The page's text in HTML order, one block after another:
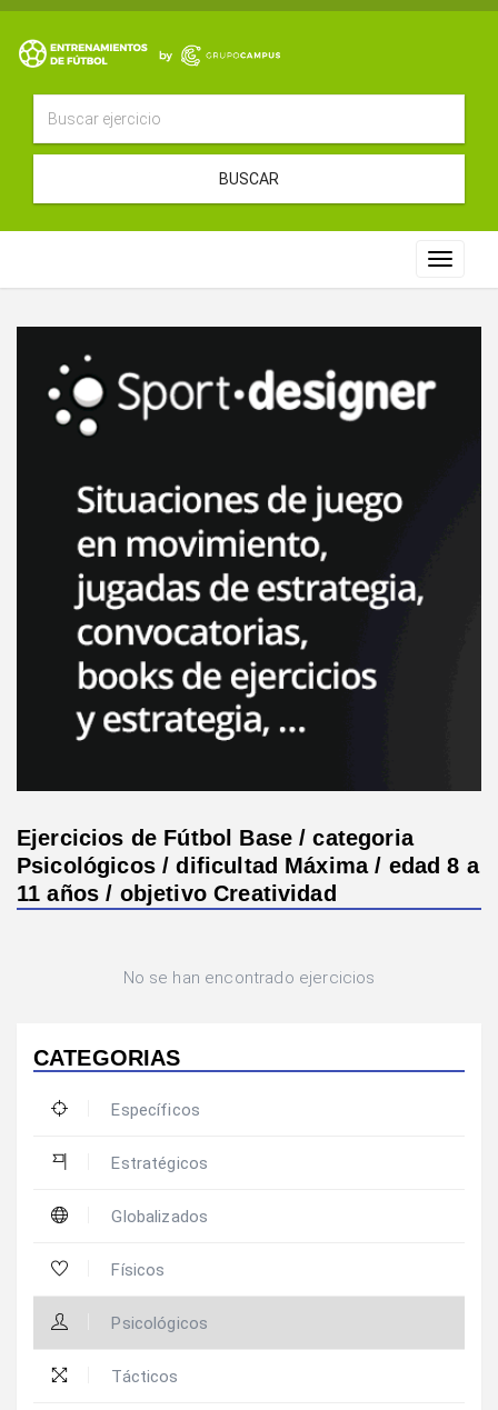
BUSCAR
Toggle
Ejercicios de Fútbol Base / categoria
Psicológicos / dificultad Máxima / edad 8 a
11 años / objetivo Creatividad
No se han encontrado ejercicios
CATEGORIAS
Específicos
Estratégicos
Globalizados
Físicos
Psicológicos
Tácticos